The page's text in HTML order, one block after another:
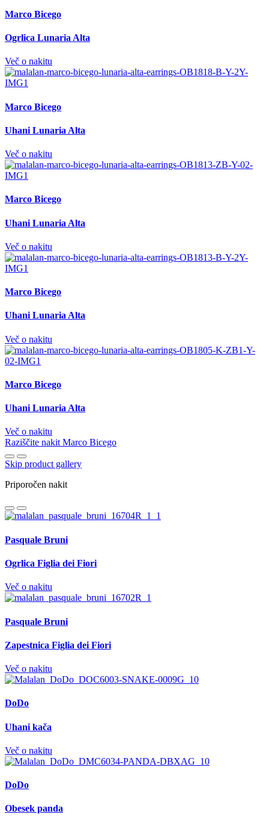
Marco Bicego
Ogrlica Lunaria Alta
Več o nakitu
Marco Bicego
Uhani Lunaria Alta
Več o nakitu
Marco Bicego
Uhani Lunaria Alta
Več o nakitu
Marco Bicego
Uhani Lunaria Alta
Več o nakitu
Marco Bicego
Uhani Lunaria Alta
Več o nakitu
Raziščite nakit Marco Bicego
Skip product gallery
Priporočen nakit
Pasquale Bruni
Ogrlica Figlia dei Fiori
Več o nakitu
Pasquale Bruni
Zapestnica Figlia dei Fiori
Več o nakitu
DoDo
Uhani kača
Več o nakitu
DoDo
Obesek panda